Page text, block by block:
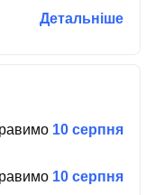
Детальніше
10 серпня
10 серпня